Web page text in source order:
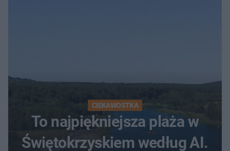
CIEKAWOSTKA
To najpiękniejsza plaża w
Świętokrzyskiem według AI.